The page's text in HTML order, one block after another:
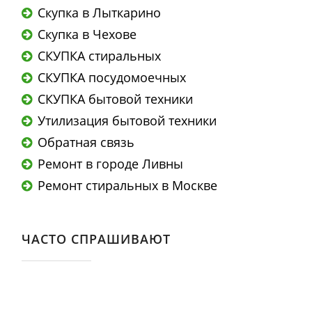
Скупка в Лыткарино
Скупка в Чехове
СКУПКА стиральных
СКУПКА посудомоечных
СКУПКА бытовой техники
Утилизация бытовой техники
Обратная связь
Ремонт в городе Ливны
Ремонт стиральных в Москве
ЧАСТО СПРАШИВАЮТ